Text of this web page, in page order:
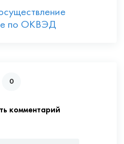
по ОКВЭД
0
комментарий